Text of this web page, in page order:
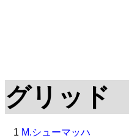
グリッド
1 M.シューマッハ